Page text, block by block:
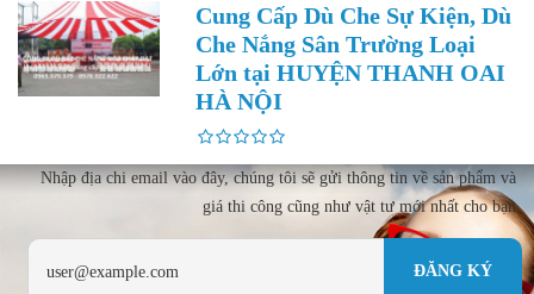
Cung Cấp Dù Che Sự Kiện, Dù
Che Nắng Sân Trường Loại
Lớn tại HUYỆN THANH OAI
HÀ NỘI
Nhập địa chi email vào đây, chúng tôi sẽ gửi thông tin về sản phẩm và
giá thi công cũng như vật tư mới nhất cho bạn